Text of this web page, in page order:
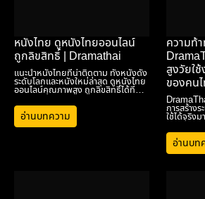
หนังไทย ดูหนังไทยออนไลน์
ถูกลิขสิทธิ์ | Dramathai
แนะนำหนังไทยที่น่าติดตาม ทั้งหนังดัง
ระดับโลกและหนังใหม่ล่าสุด ดูหนังไทย
ออนไลน์คุณภาพสูง ถูกลิขสิทธิ์ได้ที่
Dramathai.com
อ่านบทความ
ความท้
สูงวัยใ
ของคน
การสร้าง
ใช้ได้จริง
คุณพ่อคุ
คอนเสิร์ตแ
อ่านบท